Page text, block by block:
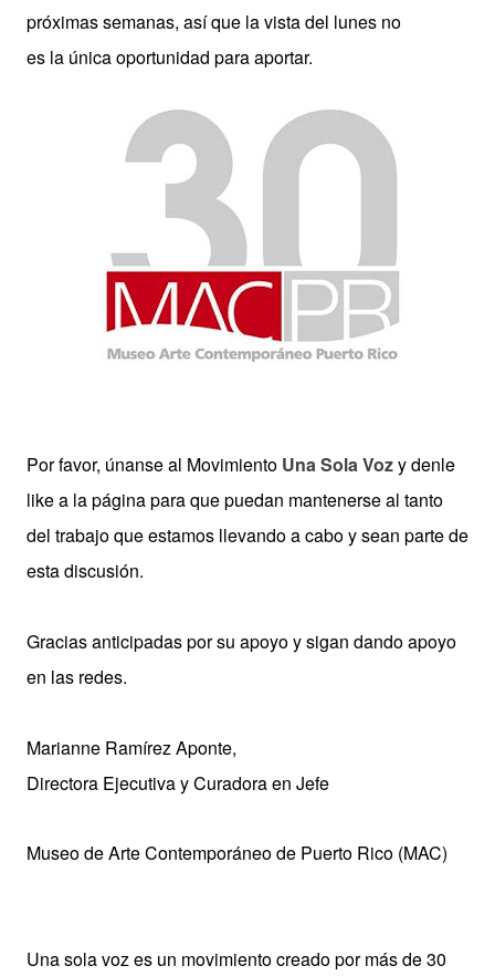
próximas semanas, así que la vista del lunes no
es la única oportunidad para aportar.
Por favor, únanse al Movimiento Una Sola Vozy denle
like a la página para que puedan mantenerse al tanto
del trabajo que estamos llevando a cabo y sean parte de
esta discusión.
Gracias anticipadas por su apoyo y sigan dando apoyo
en las redes.
Marianne Ramírez Aponte,
Directora Ejecutiva y Curadora en Jefe
Museo de Arte Contemporáneo de Puerto Rico (MAC)
Una sola voz es un movimiento creado por más de 30